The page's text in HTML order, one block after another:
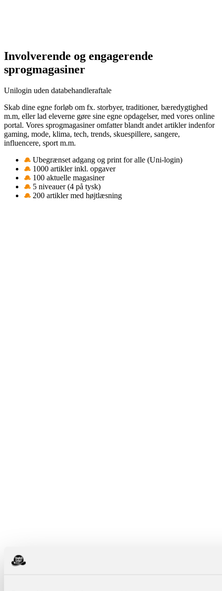
Involverende og engagerende
sprogmagasiner
Unilogin uden databehandleraftale
Skab dine egne forløb om fx. storbyer, traditioner, bæredygtighed
m.m, eller lad eleverne gøre sine egne opdagelser, med vores online
portal. Vores sprogmagasiner omfatter blandt andet artikler indenfor
gaming, mode, klima, tech, trends, skuespillere, sangere,
influencere, sport m.m.
Ubegrænset adgang og print for alle (Uni-login)
1000 artikler inkl. opgaver
100 aktuelle magasiner
5 niveauer (4 på tysk)
200 artikler med højtlæsning